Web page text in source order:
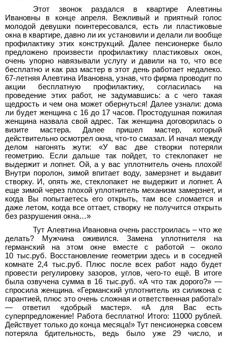
Этот звонок раздался в квартире Алевтины
Ивановны в конце апреля. Вежливый и приятный голос
молодой девушки поинтересовался, есть ли пластиковые
окна в квартире, давно ли их установили и делали ли вообще
профилактику этих конструкций. Далее пенсионерке было
предложено произвести профилактику пластиковых окон,
очень упорно навязывали услугу и давили на то, что все
бесплатно и как раз мастер в этот день работает недалеко.
67-летняя Алевтина Ивановна, узнав, что фирма проводит по
акции бесплатную профилактику, согласилась на
проведение этих работ, не задумавшись: а с чего такая
щедрость и чем она может обернуться! Далее узнали: дома
ли будет женщина с 16 до 17 часов. Простодушная пожилая
женщина назвала свой адрес. Так женщина договорилась о
визите мастера. Далее пришел мастер, который
действительно осмотрел окна, что-то смазал. И начал между
делом нагонять жути: «У вас две створки потеряли
геометрию. Если дальше так пойдет, то стеклопакет не
выдержит и лопнет. Ой, а у вас уплотнитель очень плохой!
Внутри поролон, зимой впитает воду, замерзнет и выдавит
створку. И, опять же, стеклопакет не выдержит и лопнет. А
еще зимой через плохой уплотнитель механизм замерзнет, и
когда Вы попытаетесь его открыть, там все сломается и
даже летом, когда все оттает, створку не получится открыть
без разрушения окна…»
Тут Алевтина Ивановна очень расстроилась – что же
делать? Мужчина оживился. Замена уплотнителя на
германский на этом окне вместе с работой – около
10 тыс.руб. Восстановление геометрии здесь и в соседней
комнате 2,4 тыс.руб. Плюс после всех работ надо будет
провести регулировку зазоров, углов, чего-то ещё. В итоге
была озвучена сумма в 16 тыс.руб. «А что так дорого?» —
спросила женщина. «Германский уплотнитель из силикона с
гарантией, плюс это очень сложная и ответственная работа!»
— ответил «добрый мастер». «А для Вас есть
суперпредложение! Работа бесплатно! Итого: 11000 рублей.
Действует только до конца месяца!» Тут пенсионерка совсем
потеряла бдительность, ведь было уже 29 число, и